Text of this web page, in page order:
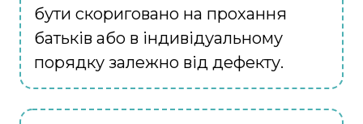
бути скориговано на прохання
батьків або в індивідуальному
порядку залежно від дефекту.